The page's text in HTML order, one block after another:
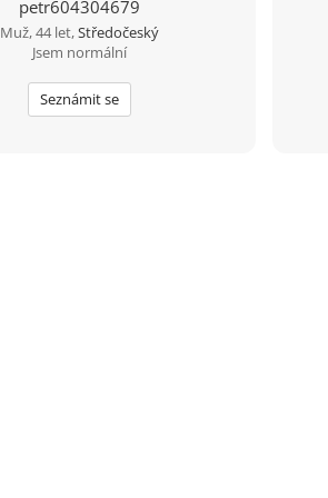
petr604304679
Muž, 44 let,Středočeský
Jsem normální
Seznámit se